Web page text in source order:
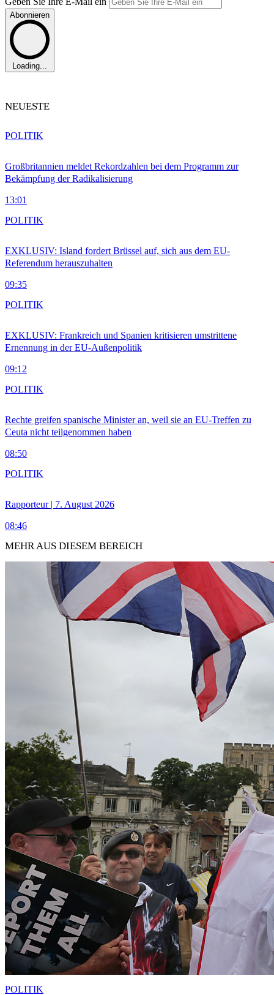
Abonnieren
Loading...
NEUESTE
Großbritannien meldet Rekordzahlen bei dem Programm zur
Bekämpfung der Radikalisierung
13:01
POLITIK
EXKLUSIV: Island fordert Brüssel auf, sich aus dem EU-
Referendum herauszuhalten
09:35
POLITIK
EXKLUSIV: Frankreich und Spanien kritisieren umstrittene
Ernennung in der EU-Außenpolitik
09:12
POLITIK
Rechte greifen spanische Minister an, weil sie an EU-Treffen zu
Ceuta nicht teilgenommen haben
08:50
POLITIK
Rapporteur | 7. August 2026
08:46
POLITIK
MEHR AUS DIESEM BEREICH
POLITIK